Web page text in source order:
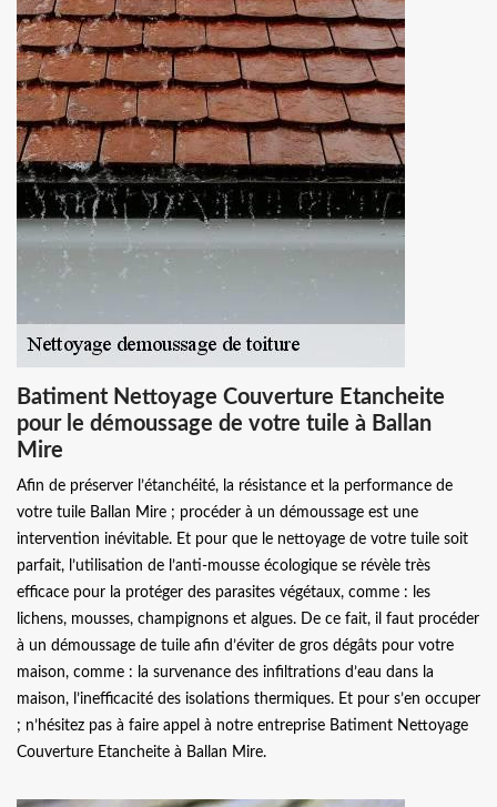
Batiment Nettoyage Couverture Etancheite
pour le démoussage de votre tuile à Ballan
Mire
Afin de préserver l’étanchéité, la résistance et la performance de
votre tuile Ballan Mire ; procéder à un démoussage est une
intervention inévitable. Et pour que le nettoyage de votre tuile soit
parfait, l’utilisation de l’anti-mousse écologique se révèle très
efficace pour la protéger des parasites végétaux, comme : les
lichens, mousses, champignons et algues. De ce fait, il faut procéder
à un démoussage de tuile afin d’éviter de gros dégâts pour votre
maison, comme : la survenance des infiltrations d’eau dans la
maison, l’inefficacité des isolations thermiques. Et pour s’en occuper
; n’hésitez pas à faire appel à notre entreprise Batiment Nettoyage
Couverture Etancheite à Ballan Mire.